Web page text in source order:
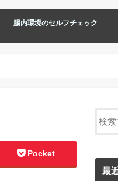
腸内環境のセルフチェック
Pocket
最